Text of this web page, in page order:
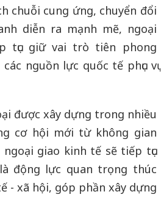
chuỗi cung ứng, chuyển đổi
diễn ra mạnh mẽ, ngoại
tục giữ vai trò tiên phong
nguồn lực quốc tế phục vụ
được xây dựng trong nhiều
cơ hội mới từ không gian
giao kinh tế sẽ tiếp tục
động lực quan trọng thúc
- xã hội, góp phần xây dựng